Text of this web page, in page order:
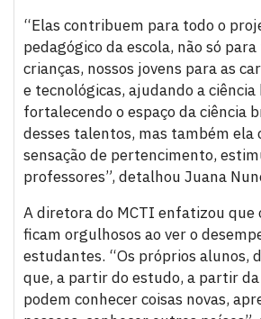
“Elas contribuem para todo o
pedagógico da escola, não só
crianças, nossos jovens para as
e tecnológicas, ajudando a
fortalecendo o espaço da ciência
desses talentos, mas também ela
sensação de pertencimento,
professores”, detalhou Juana
A diretora do MCTI enfatizou que
ficam orgulhosos ao ver o
estudantes. “Os próprios alunos,
que, a partir do estudo, a partir
podem conhecer coisas novas,